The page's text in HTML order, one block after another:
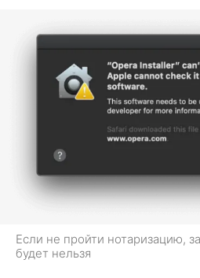
Если не пройти нотаризацию,
будет нельзя